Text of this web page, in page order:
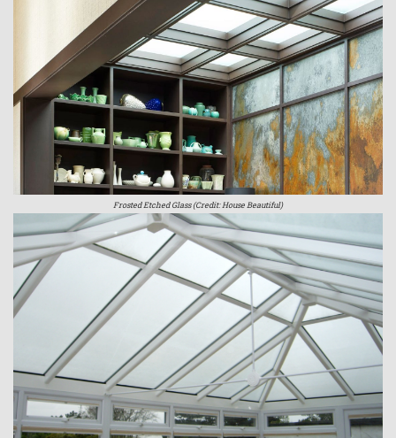
Frosted Etched Glass (Credit: House Beautiful)